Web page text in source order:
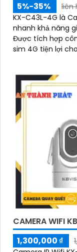
5%-35%
liên
KX-C43L-4G là
nhanh khả năng
Được tích hợp
sim 4G tiện lợi
CAMERA WIFI
1,300,000 ₫